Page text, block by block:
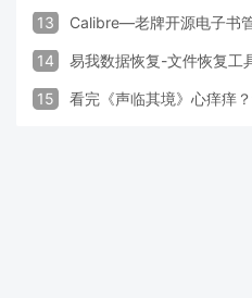
13 Calibre—老牌开源电子书
14 易我数据恢复-文件恢复工
15 看完《声临其境》心痒痒